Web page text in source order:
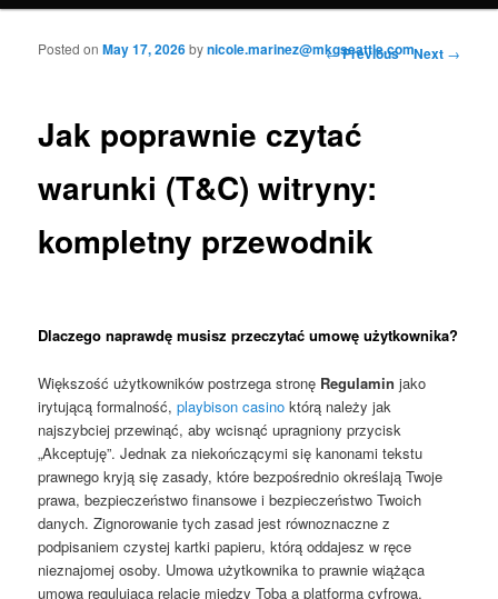
Post navigation
←Previous Next →
Jak poprawnie czytać
warunki (T&C) witryny:
kompletny przewodnik
Posted onMay 17, 2026bynicole.marinez@mkgseattle.com
Dlaczego naprawdę musisz przeczytać umowę użytkownika?
Większość użytkowników postrzega stronę Regulamin jako
irytującą formalność,playbison casino którą należy jak
najszybciej przewinąć, aby wcisnąć upragniony przycisk
„Akceptuję”. Jednak za niekończącymi się kanonami tekstu
prawnego kryją się zasady, które bezpośrednio określają Twoje
prawa, bezpieczeństwo finansowe i bezpieczeństwo Twoich
danych. Zignorowanie tych zasad jest równoznaczne z
podpisaniem czystej kartki papieru, którą oddajesz w ręce
nieznajomej osoby. Umowa użytkownika to prawnie wiążąca
umowa regulująca relację między Tobą a platformą cyfrową,